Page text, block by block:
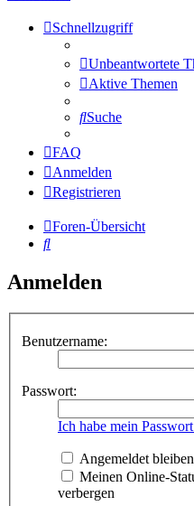
Schnellzugriff
Unbeantwortete
Aktive Themen
Suche
FAQ
Anmelden
Registrieren
Foren-Übersicht
Suche
Anmelden
Benutzername:
Passwort:
Ich habe mein
Angemeldet bleiben
Meinen Online-
verbergen